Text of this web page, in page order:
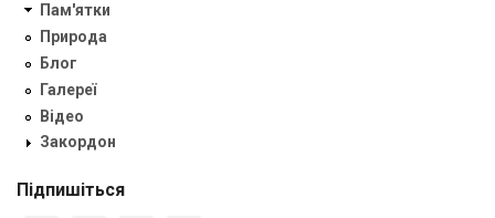
Пам'ятки
Природа
Блог
Галереї
Відео
Закордон
Підпишіться